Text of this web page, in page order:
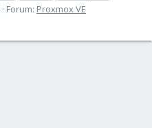
Forum: Proxmox VE